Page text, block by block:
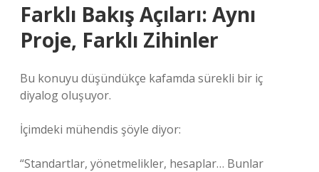
Farklı Bakış Açıları: Aynı
Proje, Farklı Zihinler
Bu konuyu düşündükçe kafamda sürekli bir iç
diyalog oluşuyor.
İçimdeki mühendis şöyle diyor:
“Standartlar, yönetmelikler, hesaplar… Bunlar